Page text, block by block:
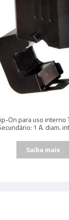
On para uso
1 A. diam.